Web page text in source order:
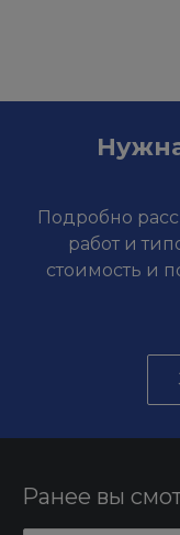
Подробно
работ и
стоимость и
Ранее вы